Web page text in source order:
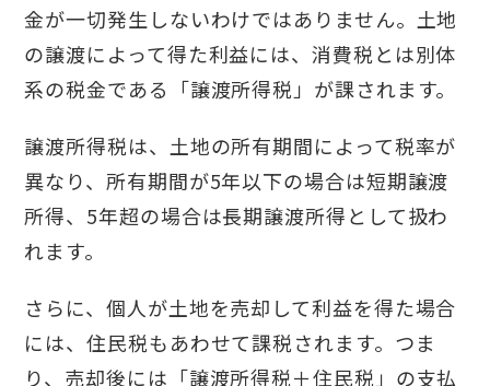
金が一切発生しないわけではありません。土地
の譲渡によって得た利益には、消費税とは別体
系の税金である「譲渡所得税」が課されます。
譲渡所得税は、土地の所有期間によって税率が
異なり、所有期間が5年以下の場合は短期譲渡
所得、5年超の場合は長期譲渡所得として扱わ
れます。
さらに、個人が土地を売却して利益を得た場合
には、住民税もあわせて課税されます。つま
り、売却後には「譲渡所得税＋住民税」の支払